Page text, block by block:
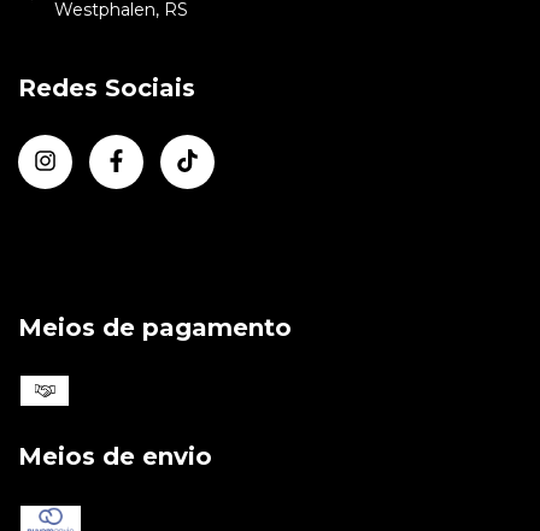
Westphalen, RS
Redes Sociais
Meios de pagamento
Meios de envio